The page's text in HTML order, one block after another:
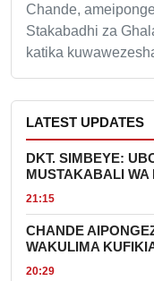
Chande,
Stakabadhi za
katika
LATEST UPDATES
DKT. SIMBEYE:
MUSTAKABALI WA
21:15
CHANDE
WAKULIMA
20:29